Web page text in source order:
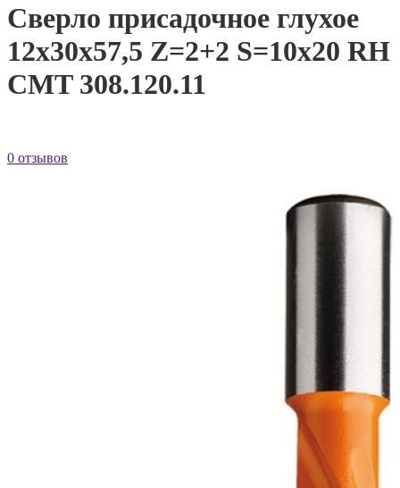
Сверло присадочное глухое
12x30x57,5 Z=2+2 S=10x20 RH
CMT 308.120.11
0 отзывов